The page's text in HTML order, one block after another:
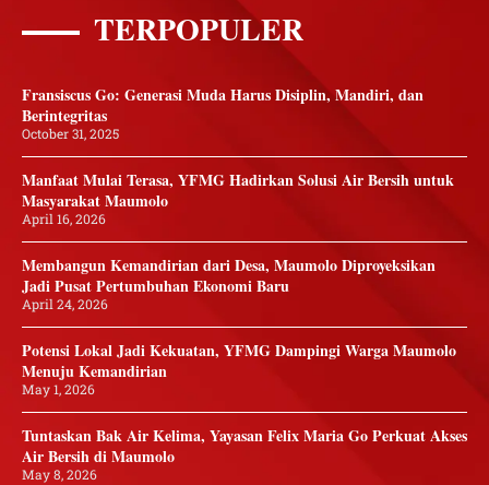
TERPOPULER
Fransiscus Go: Generasi Muda Harus Disiplin, Mandiri, dan
Berintegritas
October 31, 2025
Manfaat Mulai Terasa, YFMG Hadirkan Solusi Air Bersih untuk
Masyarakat Maumolo
April 16, 2026
Membangun Kemandirian dari Desa, Maumolo Diproyeksikan
Jadi Pusat Pertumbuhan Ekonomi Baru
April 24, 2026
Potensi Lokal Jadi Kekuatan, YFMG Dampingi Warga Maumolo
Menuju Kemandirian
May 1, 2026
Tuntaskan Bak Air Kelima, Yayasan Felix Maria Go Perkuat Akses
Air Bersih di Maumolo
May 8, 2026